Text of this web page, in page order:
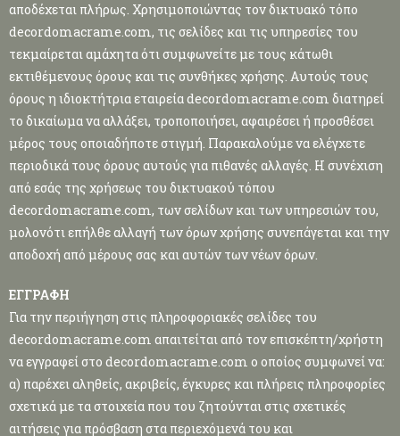
αποδέχεται πλήρως. Χρησιμοποιώντας τον δικτυακό τόπο
decordomacrame.com, τις σελίδες και τις υπηρεσίες του
τεκμαίρεται αμάχητα ότι συμφωνείτε με τους κάτωθι
εκτιθέμενους όρους και τις συνθήκες χρήσης. Αυτούς τους
όρους η ιδιοκτήτρια εταιρεία decordomacrame.com διατηρεί
το δικαίωμα να αλλάξει, τροποποιήσει, αφαιρέσει ή προσθέσει
μέρος τους οποιαδήποτε στιγμή. Παρακαλούμε να ελέγχετε
περιοδικά τους όρους αυτούς για πιθανές αλλαγές. Η συνέχιση
από εσάς της χρήσεως του δικτυακού τόπου
decordomacrame.com, των σελίδων και των υπηρεσιών του,
μολονότι επήλθε αλλαγή των όρων χρήσης συνεπάγεται και την
αποδοχή από μέρους σας και αυτών των νέων όρων.
ΕΓΓΡΑΦΗ
Για την περιήγηση στις πληροφοριακές σελίδες του
decordomacrame.com απαιτείται από τον επισκέπτη/χρήστη
να εγγραφεί στο decordomacrame.com ο οποίος συμφωνεί να:
α) παρέχει αληθείς, ακριβείς, έγκυρες και πλήρεις πληροφορίες
σχετικά με τα στοιχεία που του ζητούνται στις σχετικές
αιτήσεις για πρόσβαση στα περιεχόμενά του και